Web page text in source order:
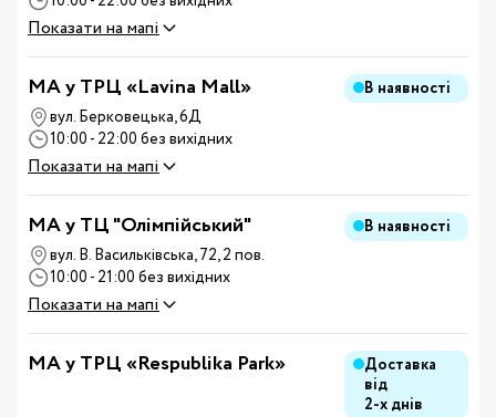
Показати на мапі
MA у ТРЦ «Lavina Mall»
В наявності
вул. Берковецька, 6Д
10:00 - 22:00 без вихідних
Показати на мапі
MA у ТЦ "Олімпійський"
В наявності
вул. В. Васильківська, 72, 2 пов.
10:00 - 21:00 без вихідних
Показати на мапі
MA у ТРЦ «Respublika Park»
Доставка
від
2-х днів